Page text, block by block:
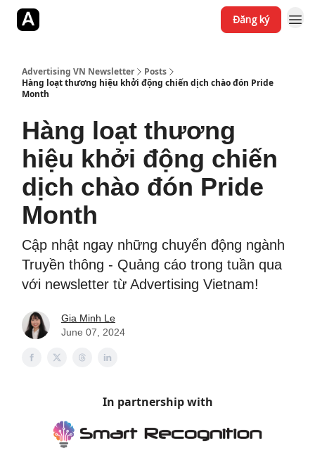
Đăng ký
Advertising VN Newsletter
Posts
Hàng loạt thương hiệu khởi động chiến dịch chào đón Pride
Month
Hàng loạt thương
hiệu khởi động chiến
dịch chào đón Pride
Month
Cập nhật ngay những chuyển động ngành
Truyền thông - Quảng cáo trong tuần qua
với newsletter từ Advertising Vietnam!
Gia Minh Le
June 07, 2024
In partnership with